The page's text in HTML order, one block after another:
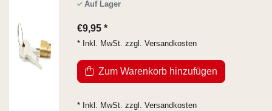
Auf Lager
€9,95 *
* Inkl. MwSt. zzgl. Versandkosten
Zum Warenkorb hinzufügen
* Inkl. MwSt. zzgl. Versandkosten